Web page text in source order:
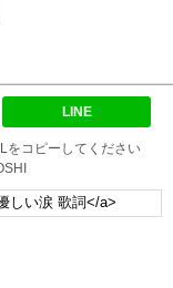
LINE
をコピーしてください